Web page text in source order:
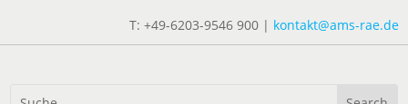
T: +49-6203-9546 900 | kontakt@ams-rae.de